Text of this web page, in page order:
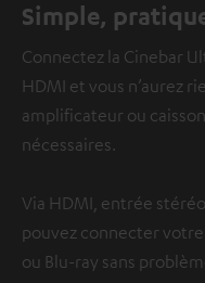
Simple,
Connectez la Cinebar
HDMI et vous n’aurez
amplificateur ou
nécessaires.
Via HDMI, entrée
pouvez connecter
ou Blu-ray sans